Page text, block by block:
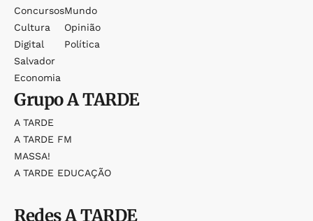
Concursos
Cultura
Digital
Salvador
Economia
Mundo
Opinião
Política
GrupoA TARDE
A TARDE
A TARDE FM
MASSA!
A TARDE EDUCAÇÃO
RedesA TARDE